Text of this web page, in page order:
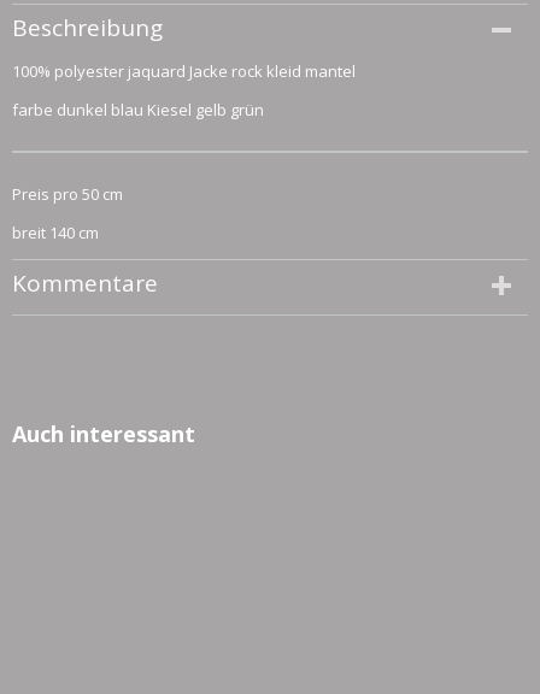
Größe (l,b,h)
50 x 140 x 0 cm
Beschreibung
100% polyester jaquard Jacke rock kleid mantel
farbe dunkel blau Kiesel gelb grün
Preis pro 50 cm
breit 140 cm
Kommentare
Auch interessant